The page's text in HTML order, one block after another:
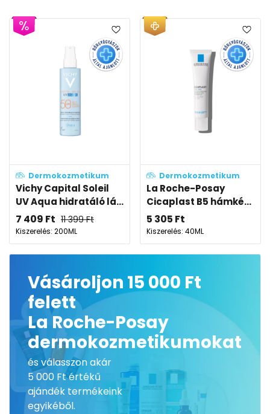
Dermokozmetikum
Vichy Capital Soleil
UV Aqua hidratáló lá...
7 409 Ft 11 399Ft
Kiszerelés: 200ML
Dermokozmetikum
La Roche-Posay
Cicaplast B5 hámké...
5 305 Ft
Kiszerelés: 40ML
Vásároljon 15 000 Ft
felett
La Roche-Posay
dermokozmetikumokat
és válasszon akár
5 000 Ft értékű
ajándék termékeink
egyikéből.